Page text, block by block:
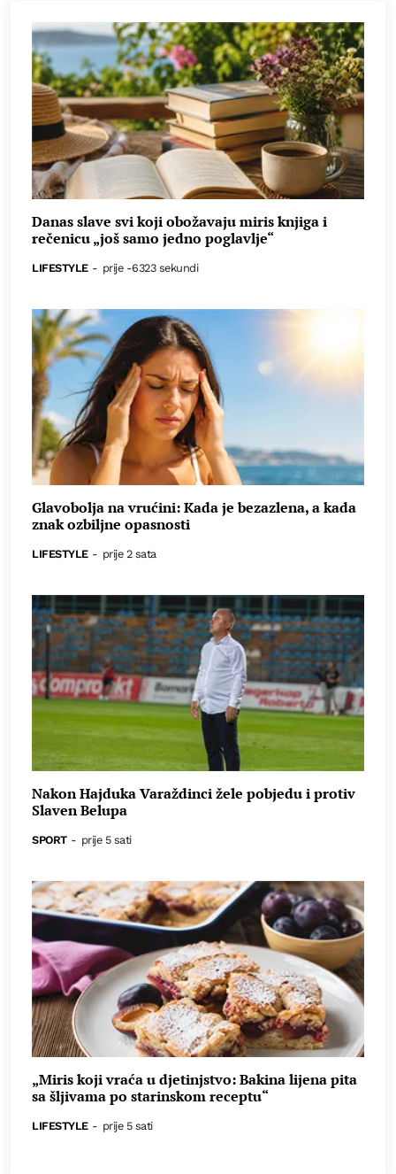
Danas slave svi koji obožavaju miris knjiga i
rečenicu „još samo jedno poglavlje“
LIFESTYLE - prije -6323 sekundi
Glavobolja na vrućini: Kada je bezazlena, a kada
znak ozbiljne opasnosti
LIFESTYLE - prije 2 sata
Nakon Hajduka Varaždinci žele pobjedu i protiv
Slaven Belupa
SPORT - prije 5 sati
„Miris koji vraća u djetinjstvo: Bakina lijena pita
sa šljivama po starinskom receptu“
LIFESTYLE - prije 5 sati